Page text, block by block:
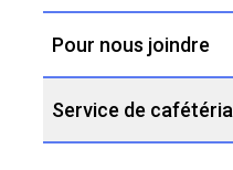
Pour nous joindre
Service de cafétéria